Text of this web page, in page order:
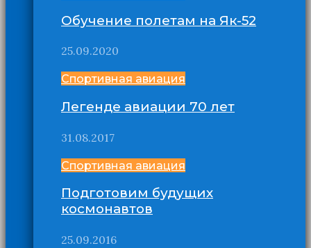
Обучение полетам на Як-52
25.09.2020
Спортивная авиация
Легенде авиации 70 лет
31.08.2017
Спортивная авиация
Подготовим будущих
космонавтов
25.09.2016